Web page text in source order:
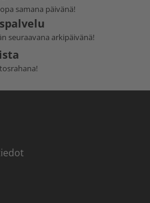
samana päivänä!
seuraavana arkipäivänä!